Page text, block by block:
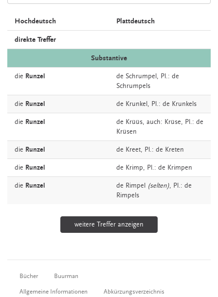
Hochdeutsch Plattdeutsch
direkte Treffer
Substantive
die Runzel de Schrumpel , Pl.: de
Schrumpels
die Runzel de Krunkel , Pl.: de Krunkels
die Runzel de Krüüs, auch: Krüse, Pl.: de
Krüsen
die Runzel de Kreet, Pl.: de Kreten
die Runzel de Krimp, Pl.: de Krimpen
die Runzel de Rimpel (selten), Pl.: de
Rimpels
weitere Treffer anzeigen
Bücher Buurman
Allgemeine Informationen Abkürzungsverzeichnis